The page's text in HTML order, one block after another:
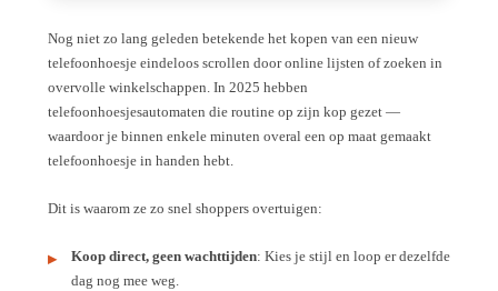
Nog niet zo lang geleden betekende het kopen van een nieuw
telefoonhoesje eindeloos scrollen door online lijsten of zoeken in
overvolle winkelschappen. In 2025 hebben
telefoonhoesjesautomaten die routine op zijn kop gezet —
waardoor je binnen enkele minuten overal een op maat gemaakt
telefoonhoesje in handen hebt.
Dit is waarom ze zo snel shoppers overtuigen:
Koop direct, geen wachttijden: Kies je stijl en loop er dezelfde
dag nog mee weg.